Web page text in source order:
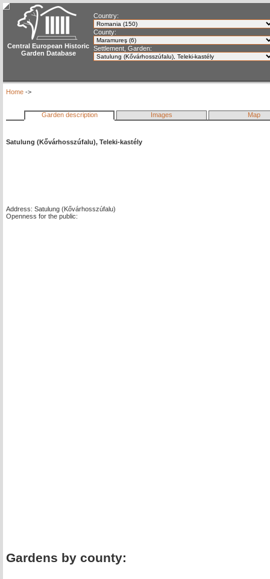
Central European Historic
Garden Database
Country:
County:
Settlement, Garden:
Home ->
Garden description Images Map
Satulung (Kővárhosszúfalu), Teleki-kastély
Address: Satulung (Kővárhosszúfalu)
Openness for the public:
Gardens by county: